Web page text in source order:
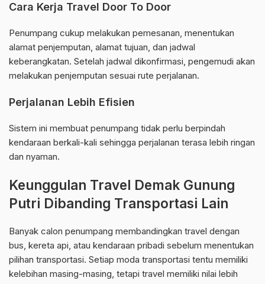
Cara Kerja Travel Door To Door
Penumpang cukup melakukan pemesanan, menentukan
alamat penjemputan, alamat tujuan, dan jadwal
keberangkatan. Setelah jadwal dikonfirmasi, pengemudi akan
melakukan penjemputan sesuai rute perjalanan.
Perjalanan Lebih Efisien
Sistem ini membuat penumpang tidak perlu berpindah
kendaraan berkali-kali sehingga perjalanan terasa lebih ringan
dan nyaman.
Keunggulan Travel Demak Gunung
Putri Dibanding Transportasi Lain
Banyak calon penumpang membandingkan travel dengan
bus, kereta api, atau kendaraan pribadi sebelum menentukan
pilihan transportasi. Setiap moda transportasi tentu memiliki
kelebihan masing-masing, tetapi travel memiliki nilai lebih